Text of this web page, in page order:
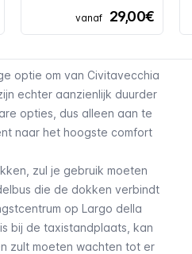
vanaf 29,00€
optie om van Civitavecchia
echter aanzienlijk duurder
opties, dus alleen aan te
naar het hoogste comfort
zul je gebruik moeten
die de dokken verbindt
op Largo della
bij de taxistandplaats, kan
zult moeten wachten tot er